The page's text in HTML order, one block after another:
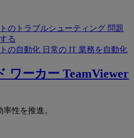
のトラブルシューティング 問題
る
の自動化 日常の IT 業務を自動化
ワーカー TeamViewer
性を推進。